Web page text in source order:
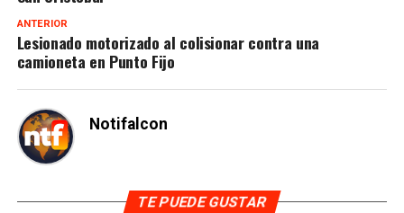
ANTERIOR
Lesionado motorizado al colisionar contra una
camioneta en Punto Fijo
Notifalcon
TE PUEDE GUSTAR